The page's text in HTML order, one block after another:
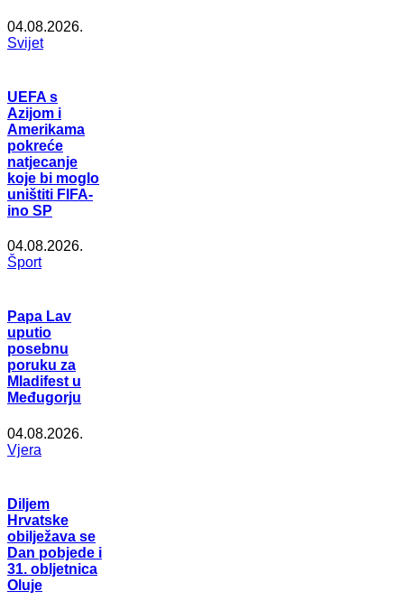
04.08.2026.
Svijet
UEFA s
Azijom i
Amerikama
pokreće
natjecanje
koje bi moglo
uništiti FIFA-
ino SP
04.08.2026.
Šport
Papa Lav
uputio
posebnu
poruku za
Mladifest u
Međugorju
04.08.2026.
Vjera
Diljem
Hrvatske
obilježava se
Dan pobjede i
31. obljetnica
Oluje